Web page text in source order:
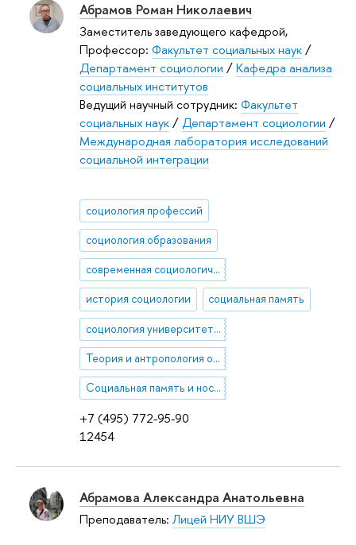
+7 (495) 772-95-90
12454
Абрамов Роман Николаевич
Заместитель заведующего кафедрой,
Профессор: Факультет социальных наук/
Департамент социологии /Кафедра анализа
социальных институтов
Ведущий научный сотрудник: Факультет
социальных наук/Департамент социологии /
Международная лаборатория исследований
социальной интеграции
социология профессий
социология образования
современная социологическая теория
история социологии социальная память
социология университетов
Теория и антропология организаций
Социальная память и ностальгия
Абрамова Александра Анатольевна
Преподаватель: Лицей НИУ ВШЭ